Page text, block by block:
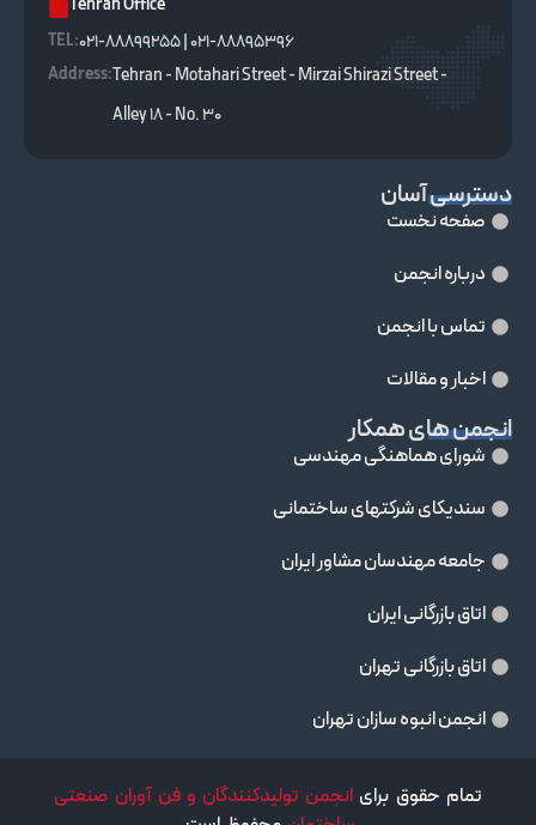
Tehran Office
TEL :
021-88895396 | 021-88899255
Address:Tehran - Motahari Street - Mirzai Shirazi Street -
Alley 18 - No. 30
دسترسی آسان
صفحه نخست
درباره انجمن
تماس با انجمن
اخبار و مقالات
انجمن های همکار
شورای هماهنگی مهندسی
سندیکای شرکتهای ساختمانی
جامعه مهندسان مشاور ايران
اتاق بازرگانی ایران
اتاق بازرگانی تهران
انجمن انبوه سازان تهران
تمام حقوق برای انجمن تولیدکنندگان و فن آوران صنعتی